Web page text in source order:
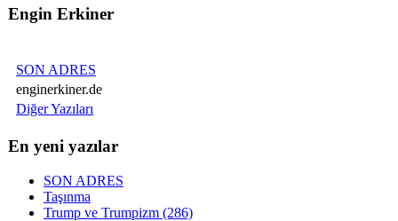
Engin Erkiner
SON ADRES
enginerkiner.de
Diğer Yazıları
En yeni yazılar
SON ADRES
Taşınma
Trump ve Trumpizm (286)